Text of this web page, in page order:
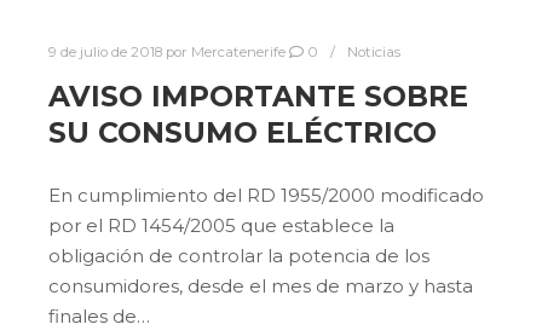
9 de julio de 2018 por Mercatenerife 0 Noticias
AVISO IMPORTANTE SOBRE
SU CONSUMO ELÉCTRICO
En cumplimiento del RD 1955/2000 modificado
por el RD 1454/2005 que establece la
obligación de controlar la potencia de los
consumidores, desde el mes de marzo y hasta
finales de…